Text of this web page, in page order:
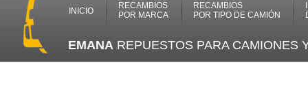
INICIO
RECAMBIOS
POR MARCA
RECAMBIOS
POR TIPO DE CAMIÓN
EMANA REPUESTOS PARA CAMIONES